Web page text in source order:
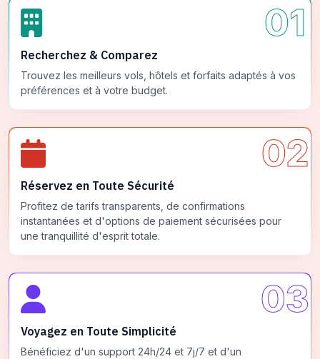
01
Recherchez & Comparez
Trouvez les meilleurs vols, hôtels et forfaits adaptés à vos
préférences et à votre budget.
02
Réservez en Toute Sécurité
Profitez de tarifs transparents, de confirmations
instantanées et d'options de paiement sécurisées pour
une tranquillité d'esprit totale.
03
Voyagez en Toute Simplicité
Bénéficiez d'un support 24h/24 et 7j/7 et d'un